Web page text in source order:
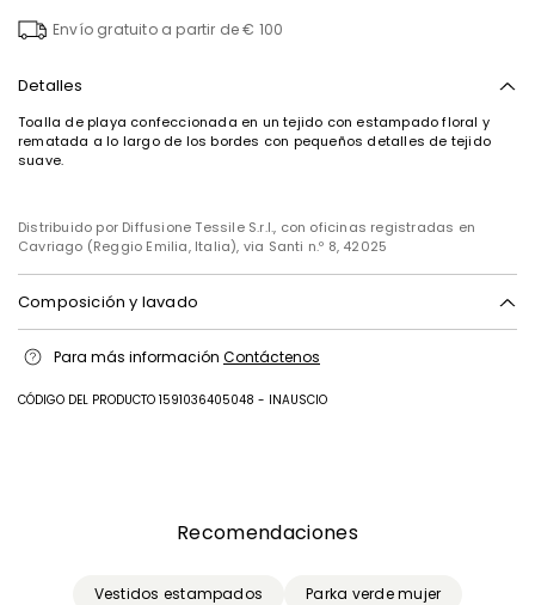
Envío gratuito a partir de € 100
Detalles
Toalla de playa confeccionada en un tejido con estampado floral y
rematada a lo largo de los bordes con pequeños detalles de tejido
suave.
Distribuido por Diffusione Tessile S.r.l., con oficinas registradas en
Cavriago (Reggio Emilia, Italia), via Santi n.º 8, 42025
Composición y lavado
secar a temperatura baja; secado normal a la sombra; planchado a
Para más información Contáctenos
CÓDIGO DEL PRODUCTO 1591036405048 - INAUSCIO
Recomendaciones
Vestidos estampados
Parka verde mujer
¡Suscríbete a nuestra newsletter para estar al día
de todas las novedades, colecciones y
Dirección de correo electrónico*
He leído la
Unirse